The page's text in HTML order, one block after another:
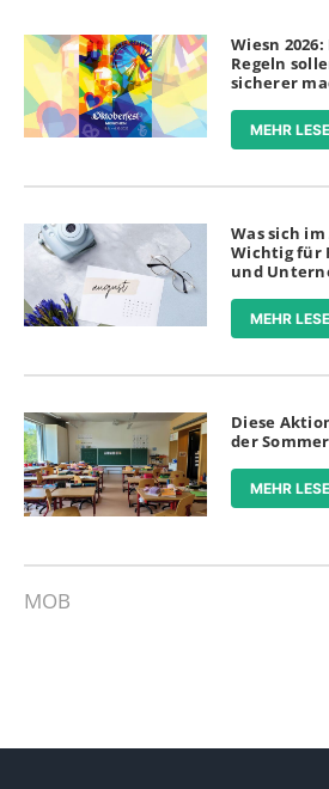
Wiesn
Regeln
sicherer
MEHR
Was sich
Wichtig für
und
MEHR
Diese
der
MEHR
MOB